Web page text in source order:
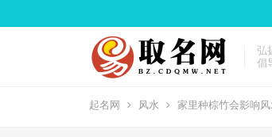
弘
倡
起名网 风水 家里种棕竹会影响